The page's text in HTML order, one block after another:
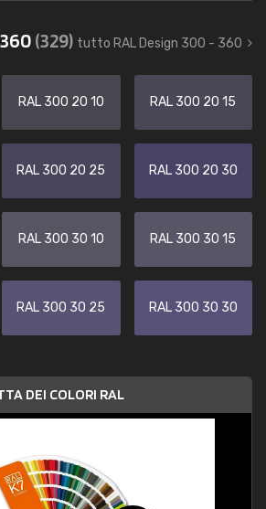
(329) tutto RAL Design 300 - 360
RAL 300 20 10 RAL 300 20 15
RAL 300 20 25 RAL 300 20 30
RAL 300 30 10 RAL 300 30 15
RAL 300 30 25 RAL 300 30 30
DEI COLORI RAL